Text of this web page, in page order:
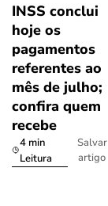
INSS conclui
hoje os
pagamentos
referentes ao
mês de julho;
confira quem
recebe
4 min
Leitura
Salvar
artigo